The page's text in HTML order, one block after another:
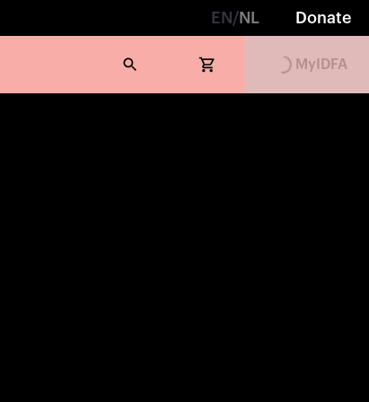
EN /NL Donate
Loading...
MyIDFA